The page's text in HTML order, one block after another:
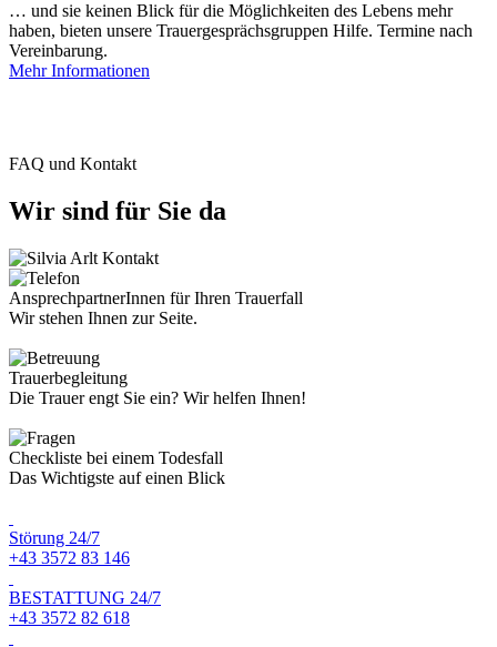
… und sie keinen Blick für die Möglichkeiten des Lebens mehr
haben, bieten unsere Trauergesprächsgruppen Hilfe. Termine nach
Vereinbarung.
Mehr Informationen
FAQ und Kontakt
Wir sind für Sie da
AnsprechpartnerInnen für Ihren Trauerfall
Wir stehen Ihnen zur Seite.
Trauerbegleitung
Die Trauer engt Sie ein? Wir helfen Ihnen!
Checkliste bei einem Todesfall
Das Wichtigste auf einen Blick
Störung 24/7
+43 3572 83 146
BESTATTUNG 24/7
+43 3572 82 618